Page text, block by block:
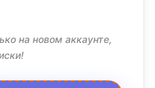
на новом аккаунте,